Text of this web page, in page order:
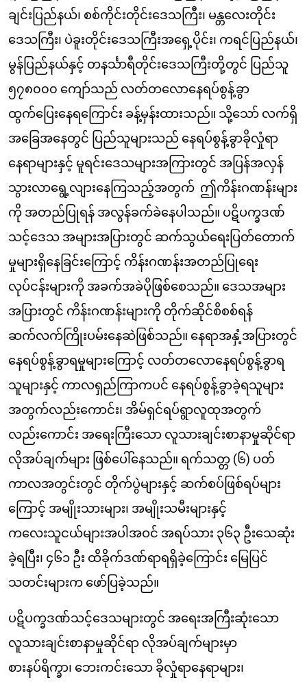
ချင်းပြည်နယ်၊ စစ်ကိုင်းတိုင်းဒေသကြီး၊ မန္တလေးတိုင်း
ဒေသကြီး၊ ပဲခူးတိုင်းဒေသကြီးအရှေ့ပိုင်း၊ ကရင်ပြည်နယ်၊
မွန်ပြည်နယ်နှင့် တနင်္သာရီတိုင်းဒေသကြီးတို့တွင် ပြည်သူ
၅၇၈၀၀၀ ကျော်သည် လတ်တလောနေရပ်စွန့်ခွာ
ထွက်ပြေးနေရကြောင်း ခန့်မှန်းထားသည်။ သို့သော် လက်ရှိ
အခြေအနေတွင် ပြည်သူများသည် နေရပ်စွန့်ခွာခိုလှုံရာ
နေရာများနှင့် မူရင်းဒေသများအကြားတွင် အပြန်အလှန်
သွားလာရွေ့လျားနေကြသည့်အတွက် ဤကိန်းဂဏန်းများ
ကို အတည်ပြုရန် အလွန်ခက်ခဲနေပါသည်။ ပဋိပက္ခဒဏ်
သင့်ဒေသ အများအပြားတွင် ဆက်သွယ်ရေးပြတ်တောက်
မှုများရှိနေခြင်းကြောင့် ကိန်းဂဏန်းအတည်ပြုရေး
လုပ်ငန်းများကို အခက်အခဲပိုဖြစ်စေသည်။ ဒေသအများ
အပြားတွင် ကိန်းဂဏန်းများကို တိုက်ဆိုင်စိစစ်ရန်
ဆက်လက်ကြိုးပမ်းနေဆဲဖြစ်သည်။ နေရာအနှံ့အပြားတွင်
နေရပ်စွန့်ခွာရမှုများကြောင့် လတ်တလောနေရပ်စွန့်ခွာရ
သူများနှင့် ကာလရှည်ကြာကပင် နေရပ်စွန့်ခွာခဲ့ရသူများ
အတွက်လည်းကောင်း၊ အိမ်ရှင်ရပ်ရွာလူထုအတွက်
လည်းကောင်း အရေးကြီးသော လူသားချင်းစာနာမှုဆိုင်ရာ
လိုအပ်ချက်များ ဖြစ်ပေါ်နေသည်။ ရက်သတ္တ (၆) ပတ်
ကာလအတွင်းတွင် တိုက်ပွဲများနှင့် ဆက်စပ်ဖြစ်ရပ်များ
ကြောင့် အမျိုးသားများ၊ အမျိုးသမီးများနှင့်
ကလေးသူငယ်များအပါအဝင် အရပ်သား ၃၆၃ ဦးသေဆုံး
ခဲ့ရပြီး၊ ၄၆၁ ဦး ထိခိုက်ဒဏ်ရာရရှိခဲ့ကြောင်း မြေပြင်
သတင်းများက ဖော်ပြခဲ့သည်။
ပဋိပက္ခဒဏ်သင့်ဒေသများတွင် အရေးအကြီးဆုံးသော
လူသားချင်းစာနာမှုဆိုင်ရာ လိုအပ်ချက်များမှာ
စားနပ်ရိက္ခာ၊ ဘေးကင်းသော ခိုလှုံရာနေရာများ၊